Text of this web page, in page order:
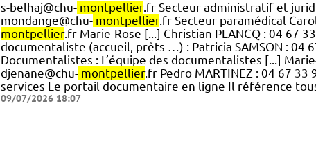
s-belhaj@chu- montpellier.fr Secteur administratif et
mondange@chu- montpellier.fr Secteur paramédical
montpellier.fr Marie-Rose [...] Christian PLANCQ : 04 67
documentaliste (accueil, prêts …) : Patricia SAMSON : 04
Documentalistes : L’équipe des documentalistes [...]
djenane@chu- montpellier.fr Pedro MARTINEZ : 04 67 33
services Le portail documentaire en ligne Il référence
09/07/2026 18:07